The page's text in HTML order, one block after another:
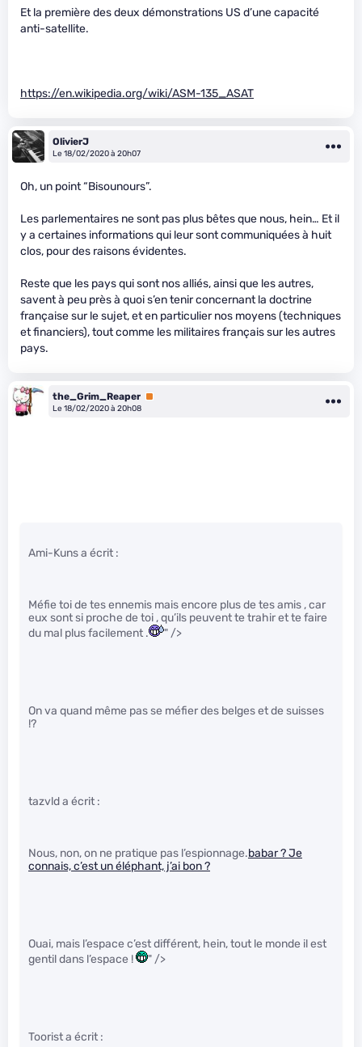
Et la première des deux démonstrations US d’une capacité
anti-satellite.
https://en.wikipedia.org/wiki/ASM-135_ASAT
OlivierJ
Le 18/02/2020 à 20h07
Oh, un point “Bisounours”.
Les parlementaires ne sont pas plus bêtes que nous, hein… Et il
y a certaines informations qui leur sont communiquées à huit
clos, pour des raisons évidentes.
Reste que les pays qui sont nos alliés, ainsi que les autres,
savent à peu près à quoi s’en tenir concernant la doctrine
française sur le sujet, et en particulier nos moyens (techniques
et financiers), tout comme les militaires français sur les autres
pays.
the_Grim_Reaper Premium
Le 18/02/2020 à 20h08
Ami-Kuns a écrit :
Méfie toi de tes ennemis mais encore plus de tes amis , car
eux sont si proche de toi , qu’ils peuvent te trahir et te faire
du mal plus facilement .
" />
On va quand même pas se méfier des belges et de suisses
!?
tazvld a écrit :
Nous, non, on ne pratique pas l’espionnage.babar ? Je
connais, c’est un éléphant, j’ai bon ?
Ouai, mais l’espace c’est différent, hein, tout le monde il est
gentil dans l’espace !
" />
Toorist a écrit :